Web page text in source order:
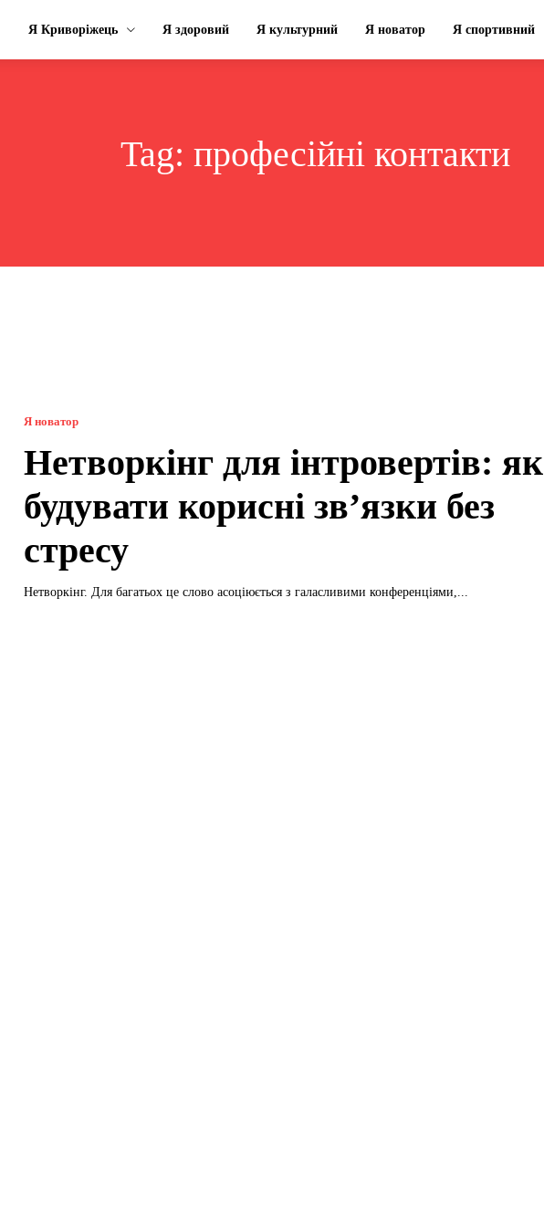
Я Криворіжець Я здоровий Я культурний Я новатор Я спортивний
Tag: професійні контакти
Я новатор
Нетворкінг для інтровертів: як
будувати корисні зв’язки без
стресу
Нетворкінг. Для багатьох це слово асоціюється з галасливими конференціями,...